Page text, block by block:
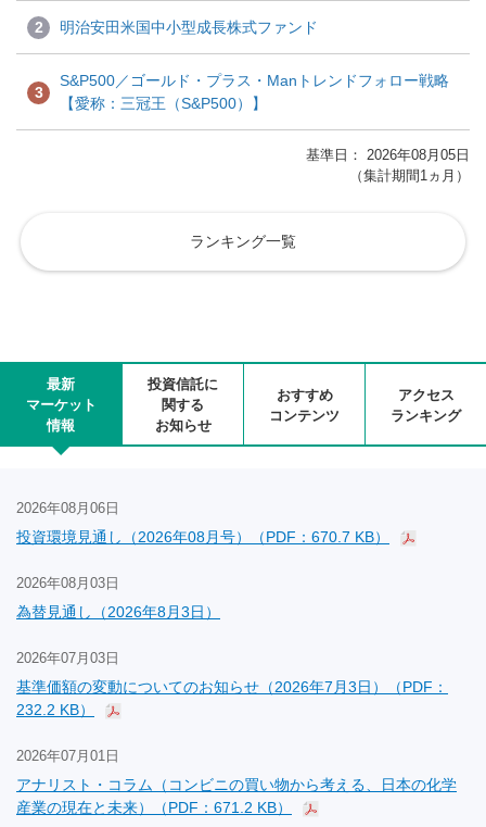
2 明治安田米国中小型成長株式ファンド
3
S&P500／ゴールド・プラス・Manトレンドフォロー戦略
【愛称：三冠王（S&P500）】
基準日： 2026年08月05日
（集計期間1ヵ月）
ランキング一覧
最新
マーケット
情報
投資信託に
関する
お知らせ
おすすめ
コンテンツ
アクセス
ランキング
2026年08月06日
投資環境見通し（2026年08月号）（PDF：670.7 KB）
2026年08月03日
為替見通し（2026年8月3日）
2026年07月03日
基準価額の変動についてのお知らせ（2026年7月3日）（PDF：
232.2 KB）
2026年07月01日
アナリスト・コラム（コンビニの買い物から考える、日本の化学
産業の現在と未来）（PDF：671.2 KB）